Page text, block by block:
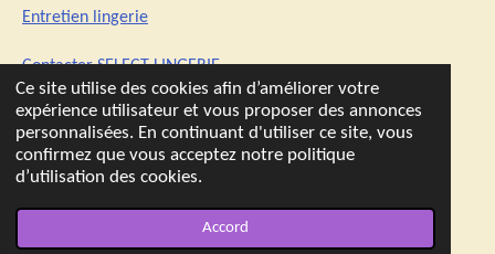
Ce site utilise des cookies afin d’améliorer votre
expérience utilisateur et vous proposer des annonces
personnalisées. En continuant d'utiliser ce site, vous
confirmez que vous acceptez notre politique
d’utilisation des cookies.
Accord
Entretien lingerie
Contacter SELECT-LINGERIE
© 2021 - 2026 SELECT-LINGERIE